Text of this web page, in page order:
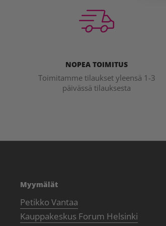
NOPEA TOIMITUS
Toimitamme tilaukset yleensä 1-3
päivässä tilauksesta
Myymälät
Petikko Vantaa
Kauppakeskus Forum Helsinki